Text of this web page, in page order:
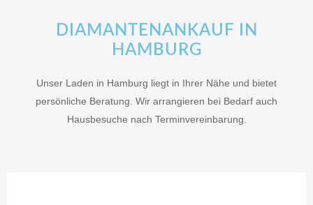
DIAMANTENANKAUF IN
HAMBURG
Unser Laden in Hamburg liegt in Ihrer Nähe und bietet
persönliche Beratung. Wir arrangieren bei Bedarf auch
Hausbesuche nach Terminvereinbarung.